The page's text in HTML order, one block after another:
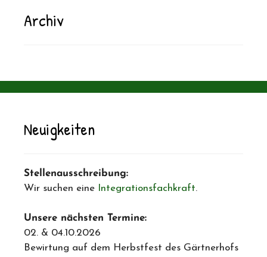
Archiv
Neuigkeiten
Stellenausschreibung:
Wir suchen eine
Integrationsfachkraft.
Unsere nächsten Termine:
02. & 04.10.2026
Bewirtung auf dem Herbstfest des Gärtnerhofs